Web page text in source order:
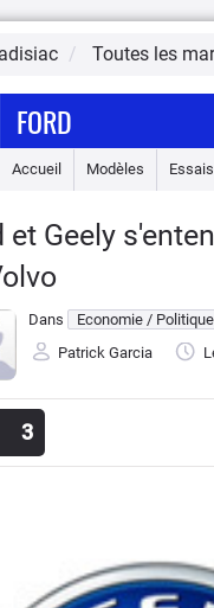
Toutes les
FORD
Accueil Modèles Essais
et Geely
Dans Economie / Politique
Patrick Garcia
3